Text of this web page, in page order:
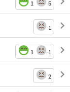
1 5
1
1 1
2